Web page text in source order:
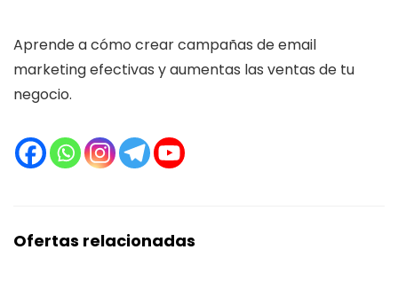
Aprende a cómo crear campañas de email
marketing efectivas y aumentas las ventas de tu
negocio.
Ofertas relacionadas